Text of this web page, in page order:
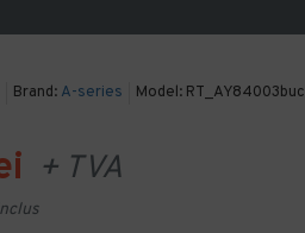
Brand: A-series Model: RT_AY84003buc
+ TVA